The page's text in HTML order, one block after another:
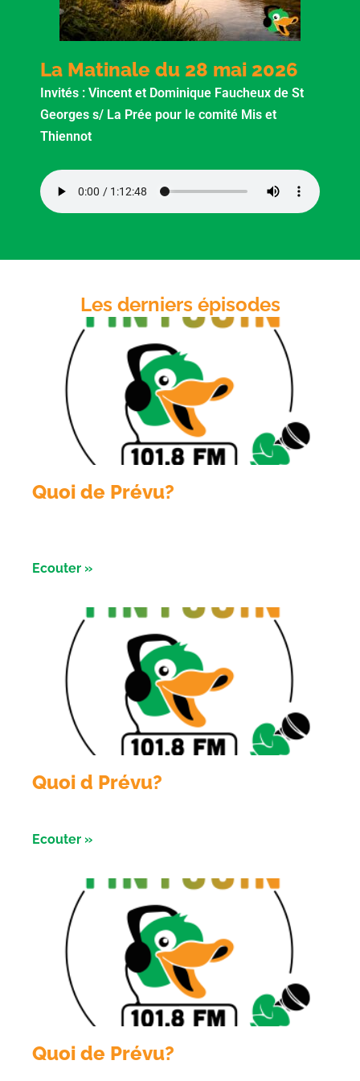
La Matinale du 28 mai 2026
Invités : Vincent et Dominique Faucheux de St
Georges s/ La Prée pour le comité Mis et
Thiennot
Les derniers épisodes
Quoi de Prévu?
Ecouter »
Quoi d Prévu?
Ecouter »
Quoi de Prévu?